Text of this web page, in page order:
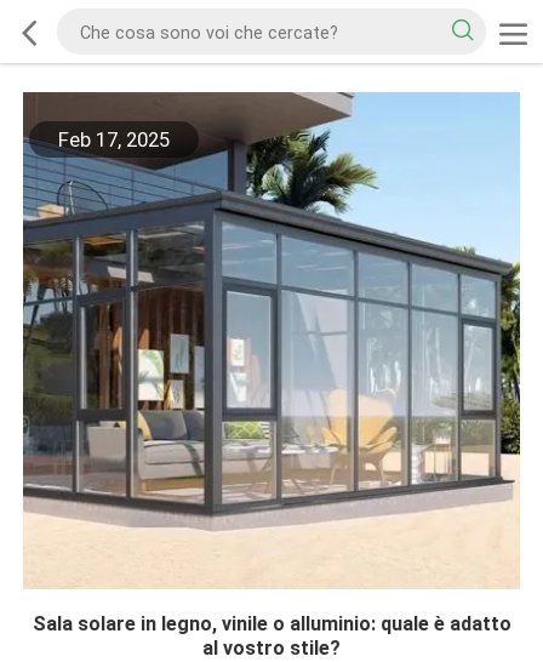
Feb 17, 2025
Sala solare in legno, vinile o alluminio: quale è adatto
al vostro stile?